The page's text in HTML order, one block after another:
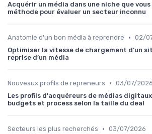
Acquérir un média dans une niche que vous
méthode pour évaluer un secteur inconnu
Anatomie d'un bon média à reprendre • 02/
Optimiser la vitesse de chargement d’un
reprise d’un média
Nouveaux profils de repreneurs • 03/07/2026
Les profils d'acquéreurs de médias
budgets et process selon la taille du deal
Secteurs les plus recherchés • 03/07/2026